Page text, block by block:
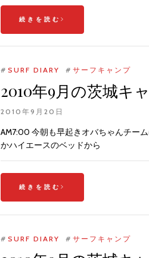
続きを読む
# SURF DIARY # サーフキャンプ
2010年9月の茨城キ
2010年9月20日
AM7:00 今朝も早起きオバちゃんチー
かハイエースのベッドから
続きを読む
# SURF DIARY # サーフキャンプ